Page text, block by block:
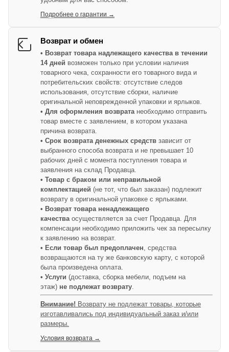
Подробнее о гарантии →
Возврат и обмен
• Возврат товара надлежащего качества в течении
14 дней возможен только при условии наличия
товарного чека, сохранности его товарного вида и
потребительских свойств: отсутствие следов
использования, отсутствие сборки, наличие
оригинальной неповрежденной упаковки и ярлыков.
• Для оформления возврата необходимо отправить
товар вместе с заявлением, в котором указана
причина возврата.
• Срок возврата денежных средств зависит от
выбранного способа возврата и не превышает 10
рабочих дней с момента поступления товара и
заявления на склад Продавца.
• Товар с браком или неправильной
комплектацией (не тот, что был заказан) подлежит
возврату в оригинальной упаковке с ярлыками.
• Возврат товара ненадлежащего
качества осуществляется за счет Продавца. Для
компенсации необходимо приложить чек за пересылку
к заявлению на возврат.
• Если товар был предоплачен , средства
возвращаются на ту же банковскую карту, с которой
была произведена оплата.
• Услуги (доставка, сборка мебели, подъем на
этаж) не подлежат возврату
Внимание! Возврату не подлежат товары, которые
изготавливались под индивидуальный заказ и/или
размеры.
Условия возврата →